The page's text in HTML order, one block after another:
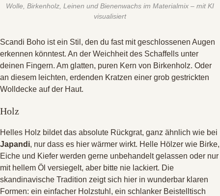
Wolle, Birkenholz, Leinen und Bienenwachs im Materialmix – mit KI
visualisiert
Scandi Boho ist ein Stil, den du fast mit geschlossenen Augen
erkennen könntest. An der Weichheit des Schaffells unter
deinen Fingern. Am glatten, puren Kern von Birkenholz. Oder
an diesem leichten, erdenden Kratzen einer grob gestrickten
Wolldecke auf der Haut.
Holz
Helles Holz bildet das absolute Rückgrat, ganz ähnlich wie bei
Japandi, nur dass es hier wärmer wirkt. Helle Hölzer wie Birke,
Eiche und Kiefer werden gerne unbehandelt gelassen oder nur
mit hellem Öl versiegelt, aber bitte nie lackiert. Die
skandinavische Tradition zeigt sich hier in wunderbar klaren
Formen: ein einfacher Holzstuhl, ein schlanker Beistelltisch